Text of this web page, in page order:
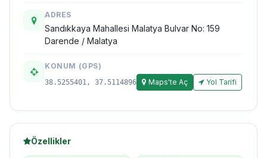
ADRES
Sandıkkaya Mahallesi Malatya Bulvar No: 159
Darende / Malatya
KONUM (GPS)
38.5255401, 37.5114896 Maps'te Aç Yol Tarifi
Özellikler